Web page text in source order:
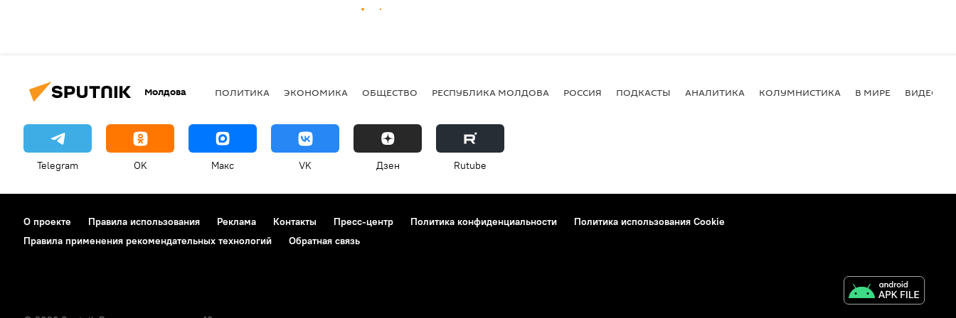
Молдова ПОЛИТИКА ЭКОНОМИКА ОБЩЕСТВО РЕСПУБЛИКА МОЛДОВА РОССИЯ ПОДКАСТЫ АНАЛИТИКА КОЛУМНИСТИКА В МИРЕ ВИДЕО
Telegram OK Макс VK Дзен Rutube
О проекте Правила использования Реклама Контакты Пресс-центр Политика конфиденциальности
Политика использования Cookie
Правила применения рекомендательных технологий
Обратная связь